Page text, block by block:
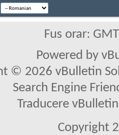
Fus orar:
Powered by
© 2026 vBulletin
Search Engine
Traducere
Copyright